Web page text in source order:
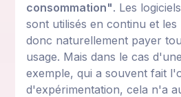
consommation". Les
sont utilisés en continu et
donc naturellement payer
usage. Mais dans le cas
exemple, qui a souvent fait
d'expérimentation, cela n'a